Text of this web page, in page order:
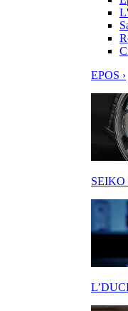
EPOS ›
SEIKO